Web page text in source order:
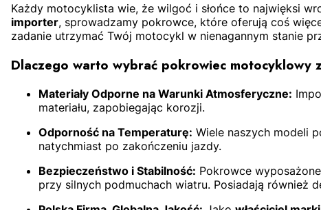
DO KOSZYKA
Każdy motocyklista wie, że wilgoć i słońce to najwięksi
importer, sprowadzamy pokrowce, które oferują coś
zadanie utrzymać Twój motocykl w nienagannym stanie
Dlaczego warto wybrać pokrowiec motocyklowy
Materiały Odporne na Warunki Atmosferyczne:
materiału, zapobiegając korozji.
Odporność na Temperaturę: Wiele naszych modeli
natychmiast po zakończeniu jazdy.
Bezpieczeństwo i Stabilność: Pokrowce
przy silnych podmuchach wiatru. Posiadają również